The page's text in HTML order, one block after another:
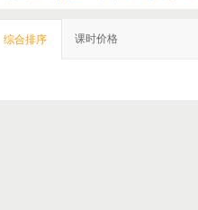
综合排序 课时价格